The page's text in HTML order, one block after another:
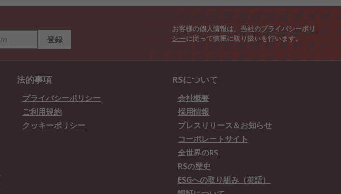
登録
お客様の個人情報は、当社のプライバシーポリ
シーに従って慎重に取り扱いを行います。
法的事項
プライバシーポリシー
ご利用規約
クッキーポリシー
RSについて
会社概要
採用情報
プレスリリース＆お知らせ
コーポレートサイト
全世界のRS
RSの歴史
ESGへの取り組み（英語）